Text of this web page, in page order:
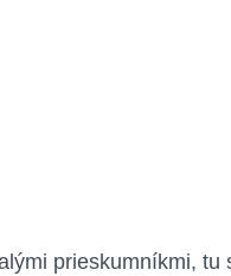
prieskumníkmi, tu